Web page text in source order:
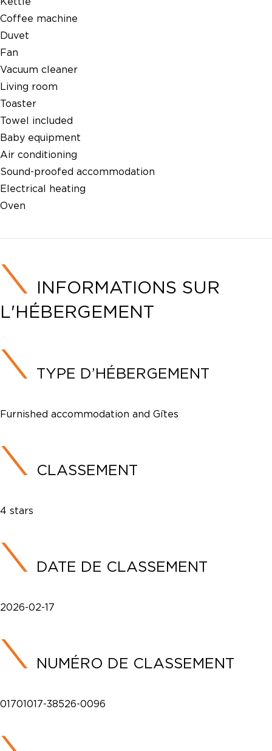
Coffee machine
Duvet
Fan
Vacuum cleaner
Living room
Toaster
Towel included
Baby equipment
Air conditioning
Sound-proofed accommodation
Electrical heating
Oven
INFORMATIONS SUR
L'HÉBERGEMENT
TYPE D’HÉBERGEMENT
Furnished accommodation and Gîtes
CLASSEMENT
4 stars
DATE DE CLASSEMENT
2026-02-17
NUMÉRO DE CLASSEMENT
01701017-38526-0096